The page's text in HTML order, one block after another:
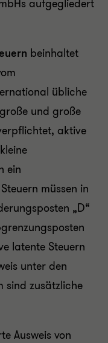
aufgegliedert
beinhaltet
übliche
und große
aktive
ein
müssen in
„D“
latente Steuern
unter den
sind zusätzliche
Ausweis von